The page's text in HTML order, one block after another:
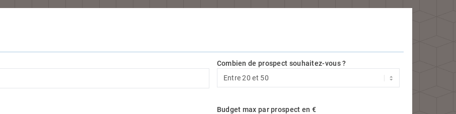
Combien de prospect souhaitez-vous ?
Budget max par prospect en €